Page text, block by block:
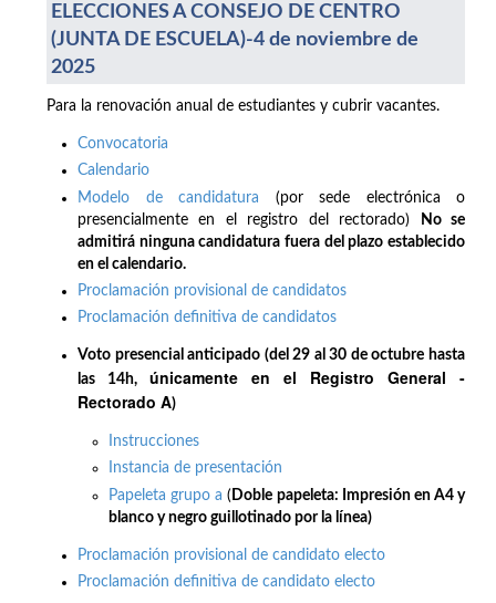
ELECCIONES A CONSEJO DE CENTRO
(JUNTA DE ESCUELA)-4 de noviembre de
2025
Para la renovación anual de estudiantes y cubrir vacantes.
Convocatoria
Calendario
Modelo de candidatura (por sede electrónica o
presencialmente en el registro del rectorado)
No se
admitirá ninguna candidatura fuera del plazo establecido
en el calendario.
Proclamación provisional de candidatos
Proclamación definitiva de candidatos
Voto presencial anticipado (del 29 al 30 de octubre hasta
las 14h, únicamente en el Registro General -
Rectorado A)
Instrucciones
Instancia de presentación
Papeleta grupo a( Doble papeleta: Impresión en A4 y
blanco y negro guillotinado por la línea)
Proclamación provisional de candidato electo
Proclamación definitiva de candidato electo